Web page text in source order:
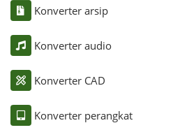
Konverter arsip
Konverter audio
Konverter CAD
Konverter perangkat